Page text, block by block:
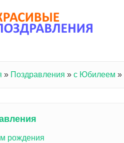
» Поздравления » с Юбилеем »
рождения